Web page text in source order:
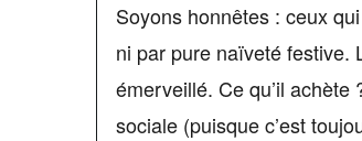
Soyons honnêtes : ceux
ni par pure naïveté festive.
émerveillé. Ce qu’il
sociale (puisque c’est